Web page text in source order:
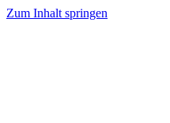
Zum Inhalt springen